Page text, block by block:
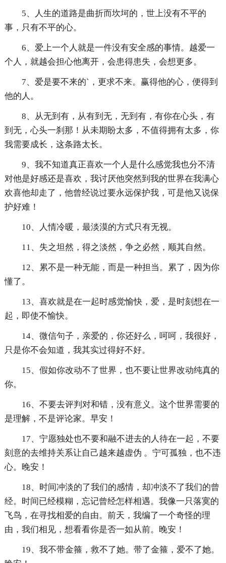
5、人生的道路是曲折而坎坷的，世上没有不平的
事，只有不平的心。
6、爱上一个人就是一件没有安全感的事情。越爱一
个人，就越会担心他离开，会患得患失，会想更多。
7、爱是要不来的`，更求不来。赢得他的心，便得到
他的人。
8、从无到有，从有到无，无到有，有你在心头，有
到无，心头一刹那！从未期盼太多，不值得拥有太多，你
我需要成长，这条路太长。
9、我不知道真正喜欢一个人是什么感觉我也分不清
对他是好感还是喜欢，我讨厌他突然到我的世界在我满心
欢喜他却走了，他曾经说过要永远保护我，可是他又说保
护好难！
10、人情冷暖，最淡漠的方式只有无视。
11、失之坦然，得之淡然，争之必然，顺其自然。
12、累不是一种无能，而是一种担当。累了，因为你
懂了。
13、喜欢就是在一起时感觉愉快，爱，是时刻想在一
起，即使不愉快。
14、微信句子，亲爱的，你还好么，呵呵，我很好，
只是你不会知道，我其实过得好不好。
15、假如你改动不了世界，也不要让世界改动纯真的
你。
16、不要去评判对和错，没有意义。这个世界需要的
是理解，不是评论家。早安！
17、宁愿独处也不要和融不进去的人待在一起，不要
刻意的去维持关系让自己越来越虚伪 。宁可孤独，也不违
心。晚安！
18、时间冲淡的了我们的感情，却冲淡不了我们的曾
经。时间已经模糊，忘记曾经怎样相遇。我像一只落寞的
飞鸟，在寻找相爱的自由。前天，我编了一个奇怪的理
由，我们相见，想看看你是否一如从前。晚安！
19、我不带金箍，救不了她。带了金箍，爱不了她。